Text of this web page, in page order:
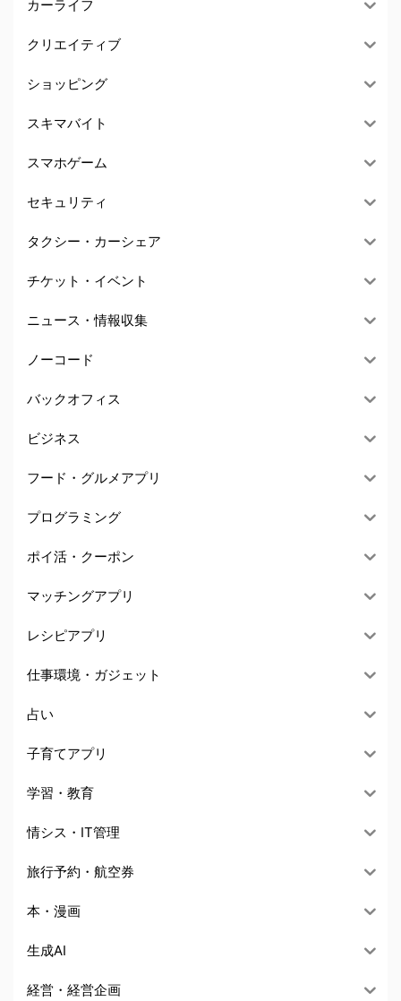
カーライフ
クリエイティブ
ショッピング
スキマバイト
スマホゲーム
セキュリティ
タクシー・カーシェア
チケット・イベント
ニュース・情報収集
ノーコード
バックオフィス
ビジネス
フード・グルメアプリ
プログラミング
ポイ活・クーポン
マッチングアプリ
レシピアプリ
仕事環境・ガジェット
占い
子育てアプリ
学習・教育
情シス・IT管理
旅行予約・航空券
本・漫画
生成AI
経営・経営企画